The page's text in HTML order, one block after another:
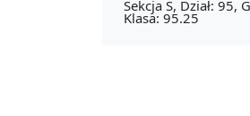
Sekcja S, Dział: 95,
Klasa: 95.25